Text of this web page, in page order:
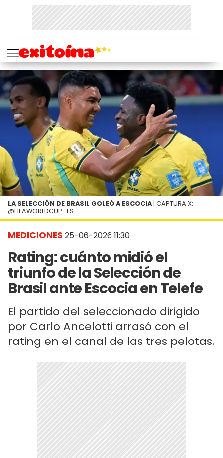
MEDICIONES 25-06-2026 11:30
Rating: cuánto midió el
triunfo de la Selección de
Brasil ante Escocia en Telefe
El partido del seleccionado dirigido
por Carlo Ancelotti arrasó con el
rating en el canal de las tres pelotas.
LA SELECCIÓN DE BRASIL GOLEÓ A ESCOCIA | CAPTURA X:
@FIFAWORLDCUP_ES